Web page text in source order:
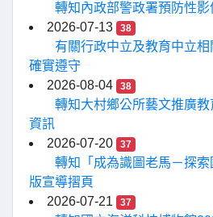
轉知內政部警政署預防性
2026-07-13
38
有關行政中立及教育中立
確實遵守
2026-08-04
38
轉知大村鄉公所藝文推廣
資訊
2026-07-20
37
轉知「成為識圖老馬－探
版宣導摺頁
2026-07-21
37